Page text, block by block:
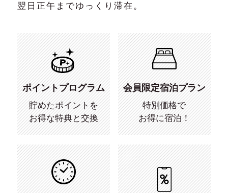
翌日正午までゆっくり滞在。
ポイントプログラム
貯めたポイントを
お得な特典と交換
会員限定宿泊プラン
特別価格で
お得に宿泊！
オリジナルインバス
SDGsへの取り組み
オンラインストア